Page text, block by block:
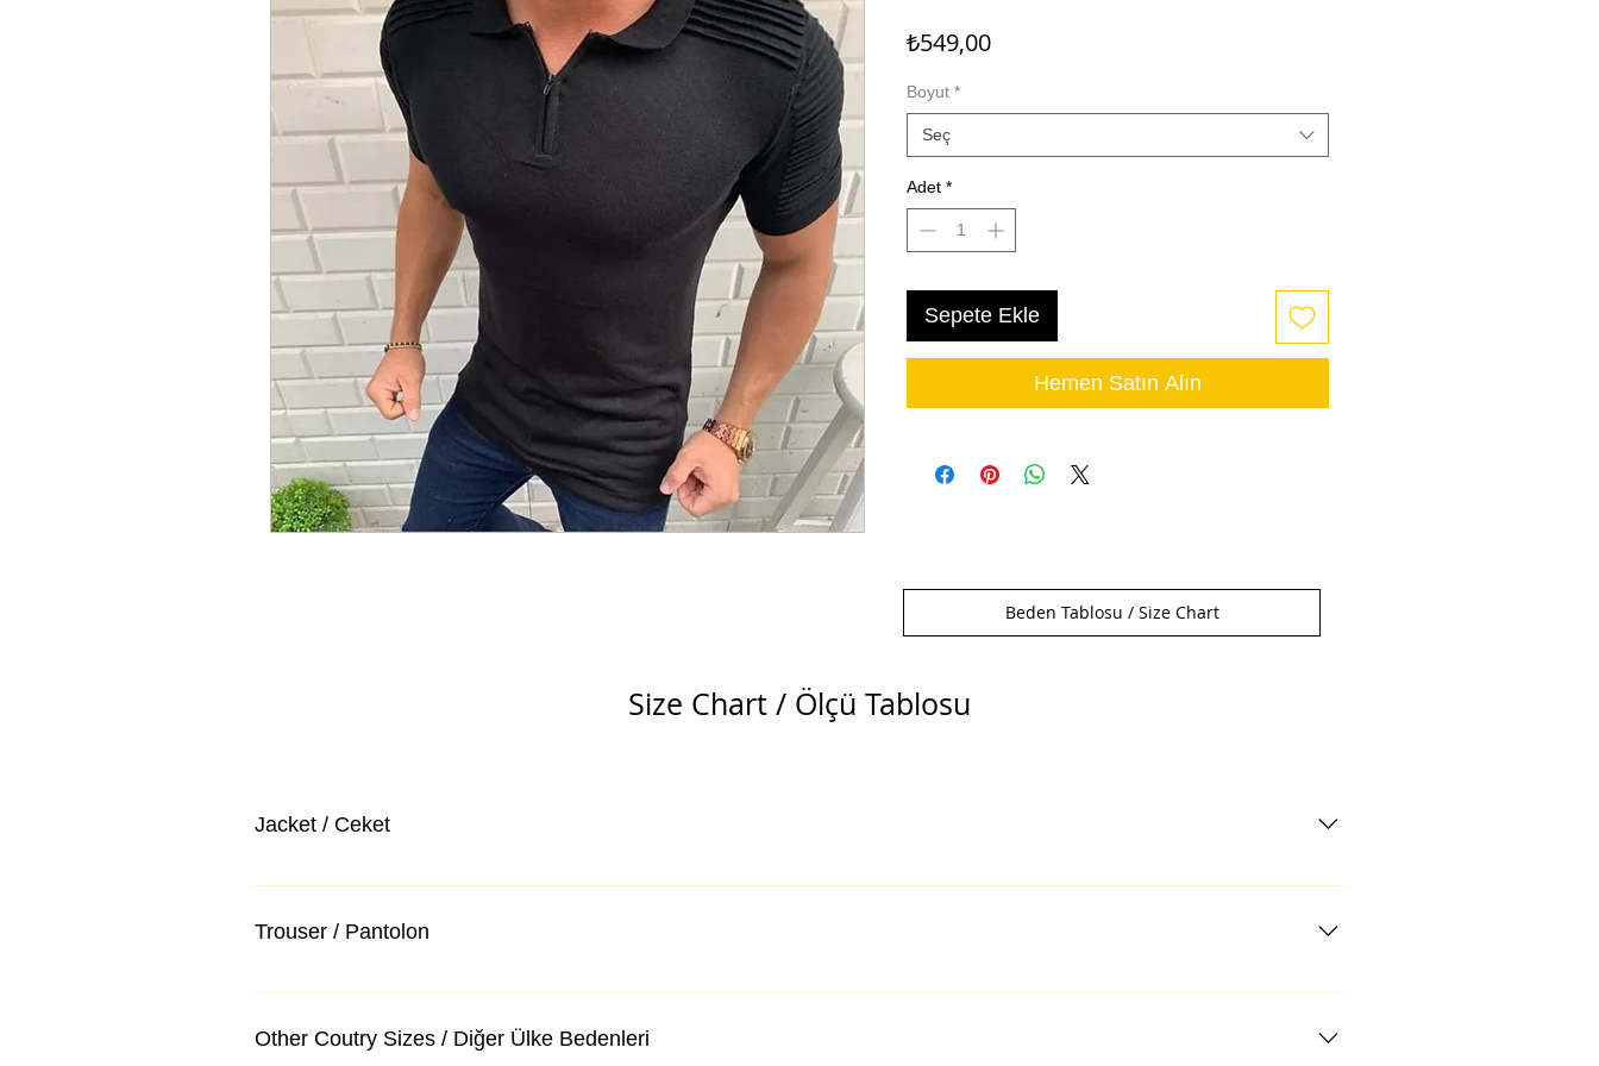
₺549,00Fiyat
Boyut *
Seç
Adet *
Sepete Ekle
Hemen Satın Alın
Beden Tablosu / Size Chart
Size Chart / Ölçü Tablosu
Jacket / Ceket
Trouser / Pantolon
Other Coutry Sizes / Diğer Ülke Bedenleri